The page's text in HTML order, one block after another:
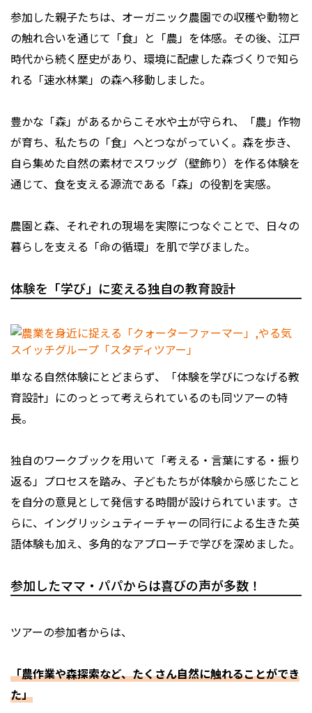
参加した親子たちは、オーガニック農園での収穫や動物と
の触れ合いを通じて「食」と「農」を体感。その後、江戸
時代から続く歴史があり、環境に配慮した森づくりで知ら
れる「速水林業」の森へ移動しました。
豊かな「森」があるからこそ水や土が守られ、「農」作物
が育ち、私たちの「食」へとつながっていく――。森を歩き、
自ら集めた自然の素材でスワッグ（壁飾り）を作る体験を
通じて、食を支える源流である「森」の役割を実感。
農園と森、それぞれの現場を実際につなぐことで、日々の
暮らしを支える「命の循環」を肌で学びました。
体験を「学び」に変える独自の教育設計
単なる自然体験にとどまらず、「体験を学びにつなげる教
育設計」にのっとって考えられているのも同ツアーの特
長。
独自のワークブックを用いて「考える・言葉にする・振り
返る」プロセスを踏み、子どもたちが体験から感じたこと
を自分の意見として発信する時間が設けられています。さ
らに、イングリッシュティーチャーの同行による生きた英
語体験も加え、多角的なアプローチで学びを深めました。
参加したママ・パパからは喜びの声が多数！
ツアーの参加者からは、
「農作業や森探索など、たくさん自然に触れることができ
た」